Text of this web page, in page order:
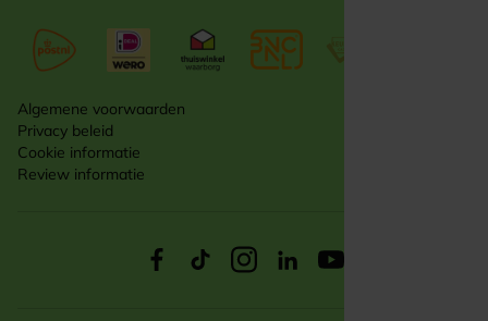
Algemene voorwaarden
Privacy beleid
Cookie informatie
Review informatie